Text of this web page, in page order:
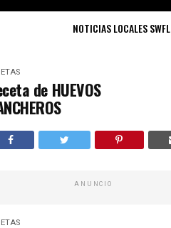
NOTICIAS LOCALES SWFL
de HUEVOS
ANUNCIO